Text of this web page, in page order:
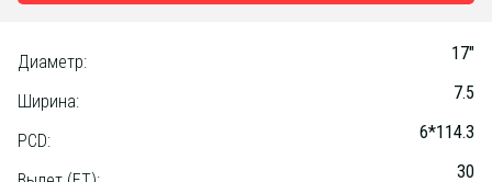
Диаметр: 17"
Ширина: 7.5
PCD: 6*114.3
30